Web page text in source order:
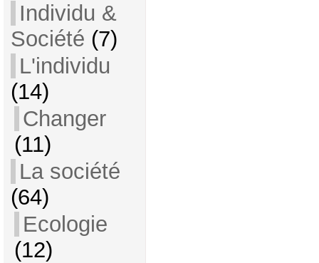
Individu &
Société (7)
L'individu
(14)
Changer
(11)
La société
(64)
Ecologie
(12)